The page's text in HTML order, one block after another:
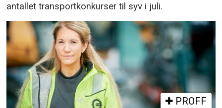
antallet transportkonkurser til syv i juli.
PROFF